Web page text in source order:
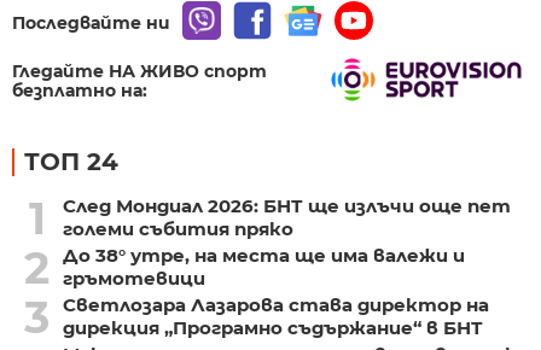
Последвайте ни
Гледайте НА ЖИВО спорт
безплатно на:
ТОП 24
1
След Мондиал 2026: БНТ ще излъчи още пет
големи събития пряко
2
До 38° утре, на места ще има валежи и
гръмотевици
3
Светлозара Лазарова става директор на
дирекция „Програмно съдържание“ в БНТ